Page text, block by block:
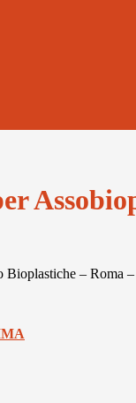
Bioplastiche – Roma